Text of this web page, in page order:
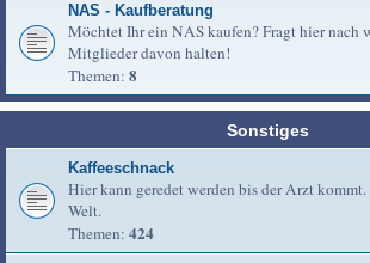
NAS - Kaufberatung
Möchtet Ihr ein NAS kaufen? Fragt hier nach
Mitglieder davon halten!
Themen: 8
Sonstiges
Kaffeeschnack
Hier kann geredet werden bis der Arzt
Welt.
Themen: 424